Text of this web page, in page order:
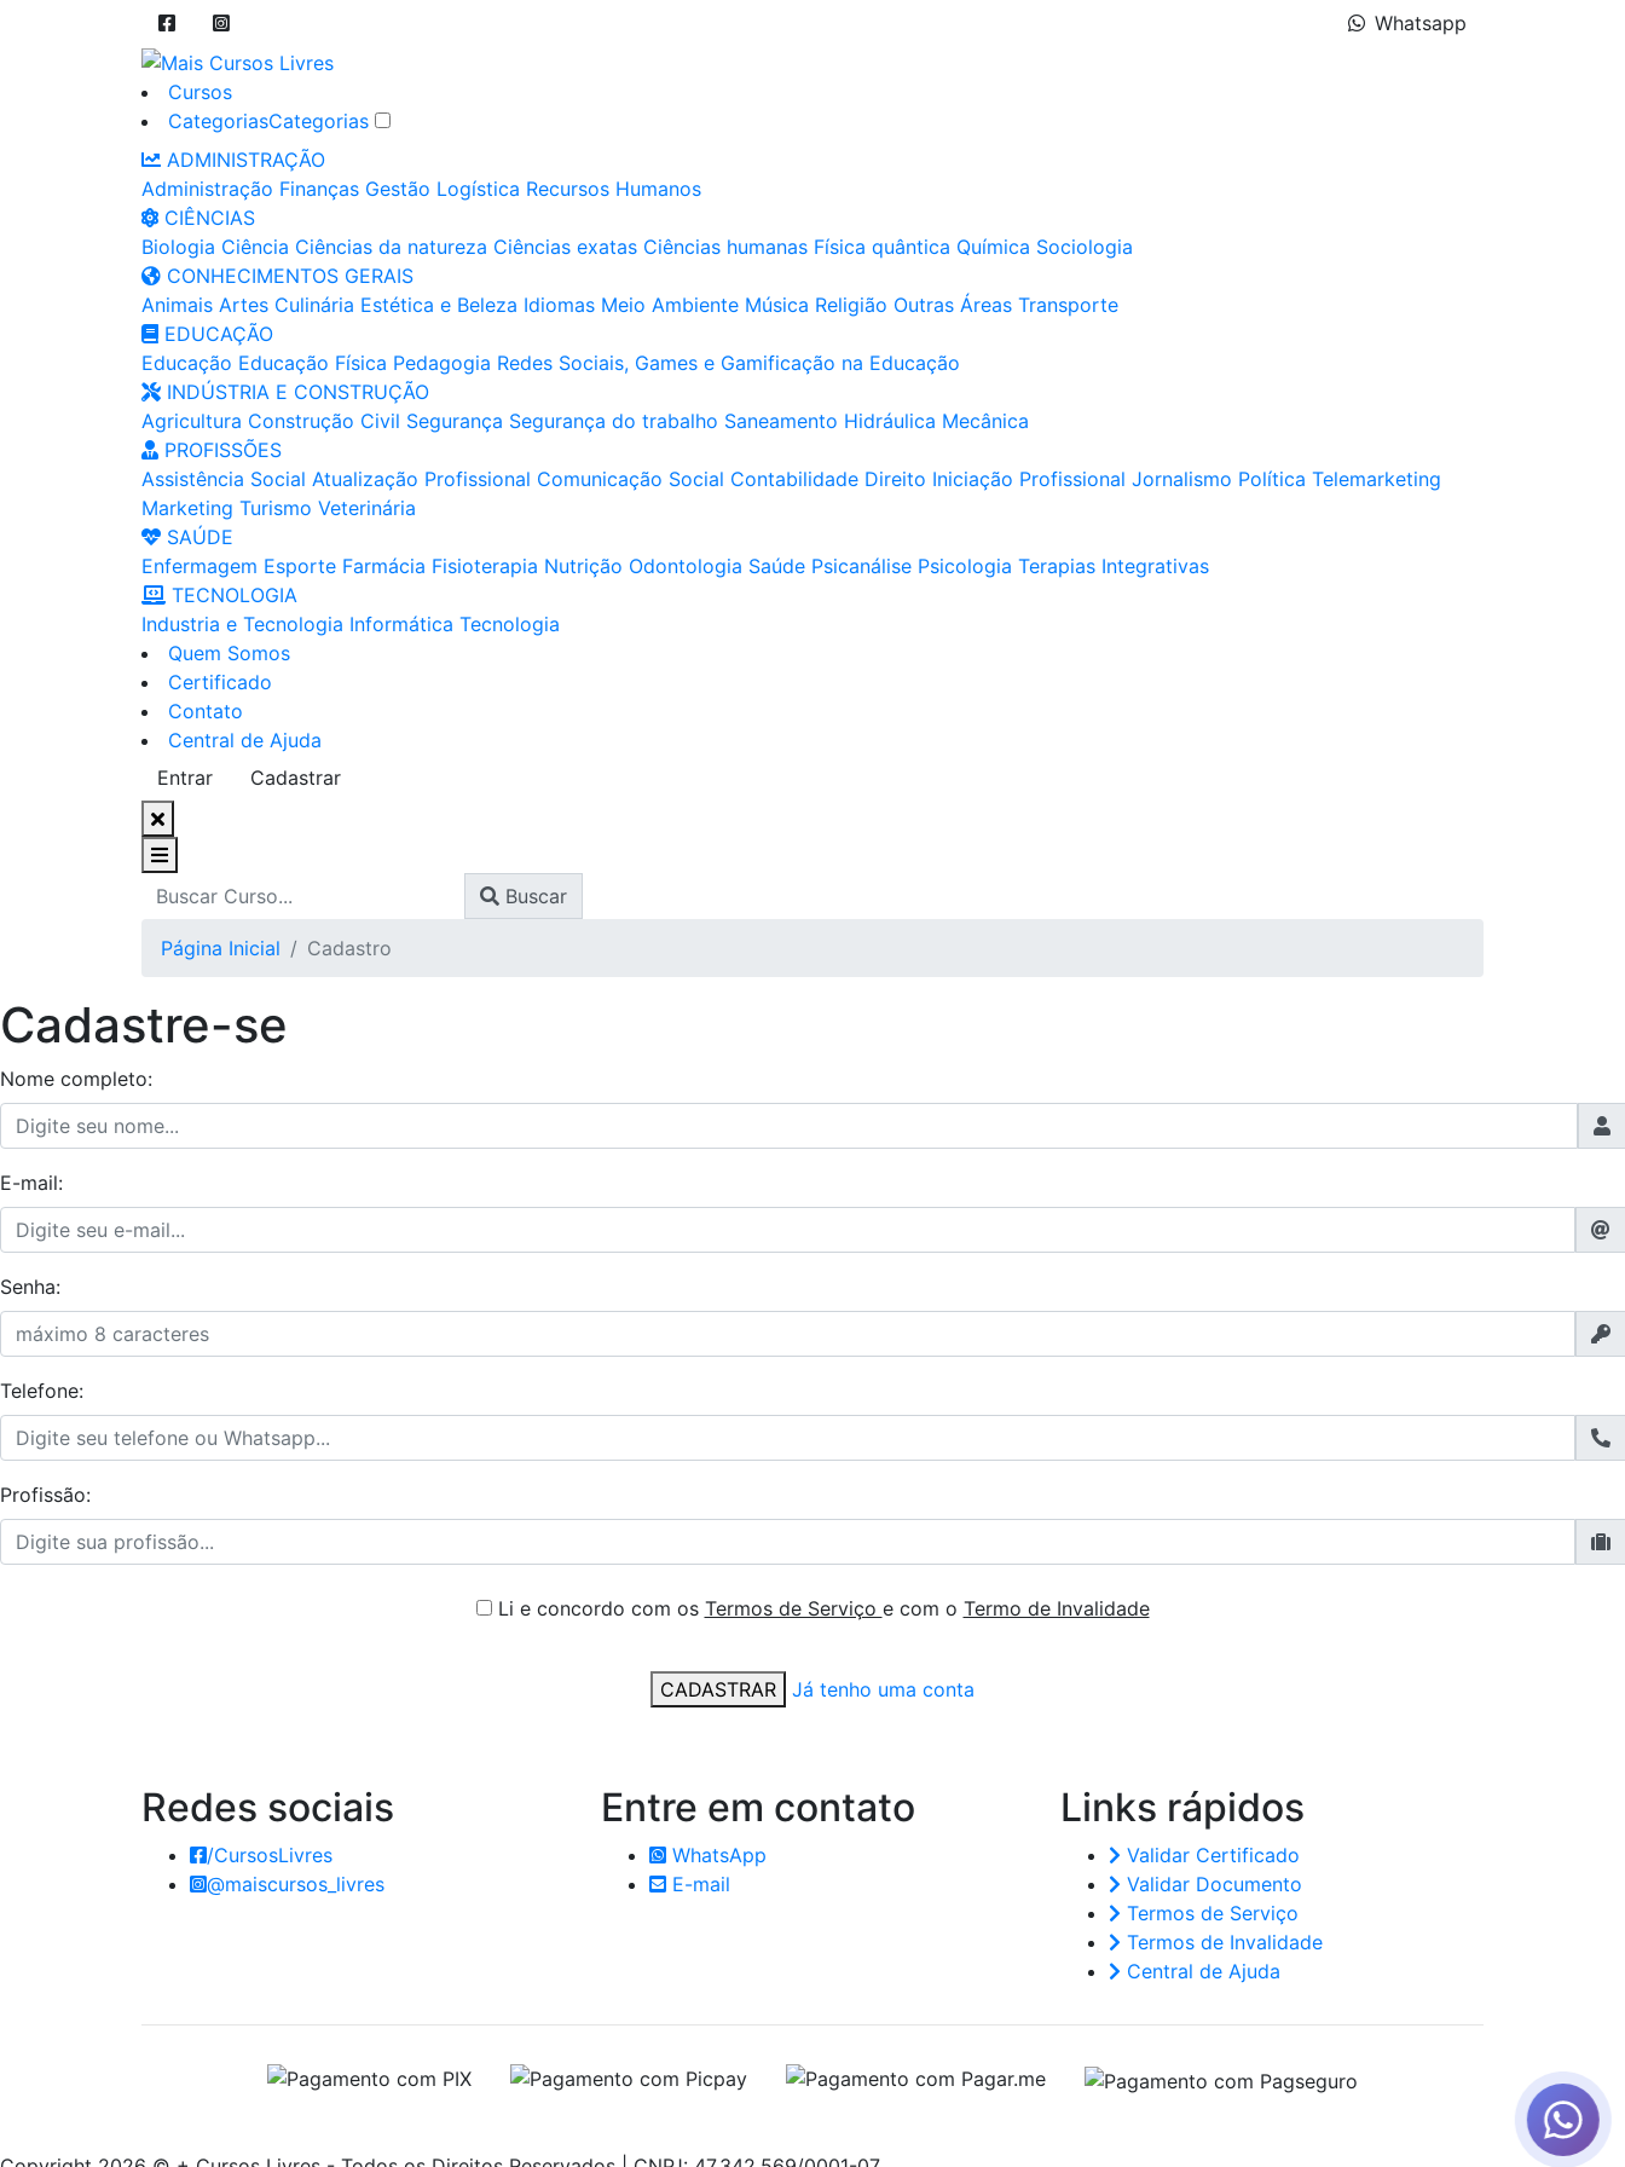
Whatsapp
Cursos
CategoriasCategorias
ADMINISTRAÇÃO
Administração Finanças Gestão Logística Recursos Humanos
CIÊNCIAS
Biologia Ciência Ciências da natureza Ciências exatas Ciências humanas Física quântica Química Sociologia
CONHECIMENTOS GERAIS
Animais Artes Culinária Estética e Beleza Idiomas Meio Ambiente Música Religião Outras Áreas Transporte
EDUCAÇÃO
Educação Educação Física Pedagogia Redes Sociais, Games e Gamificação na Educação
INDÚSTRIA E CONSTRUÇÃO
Agricultura Construção Civil Segurança Segurança do trabalho Saneamento Hidráulica Mecânica
PROFISSÕES
Assistência Social Atualização Profissional Comunicação Social Contabilidade Direito Iniciação Profissional Jornalismo Política Telemarketing
Marketing Turismo Veterinária
SAÚDE
Enfermagem Esporte Farmácia Fisioterapia Nutrição Odontologia Saúde Psicanálise Psicologia Terapias Integrativas
TECNOLOGIA
Industria e Tecnologia Informática Tecnologia
Quem Somos
Certificado
Contato
Central de Ajuda
Entrar
Cadastrar
Buscar
Página Inicial Cadastro
Cadastre-se
Nome completo:
E-mail:
Senha:
Telefone:
Profissão:
Li e concordo com os Termos de Serviço e com o Termo de Invalidade
CADASTRAR Já tenho uma conta
Redes sociais
/CursosLivres
@maiscursos_livres
Entre em contato
WhatsApp
E-mail
Links rápidos
Validar Certificado
Validar Documento
Termos de Serviço
Termos de Invalidade
Central de Ajuda